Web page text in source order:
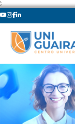
';